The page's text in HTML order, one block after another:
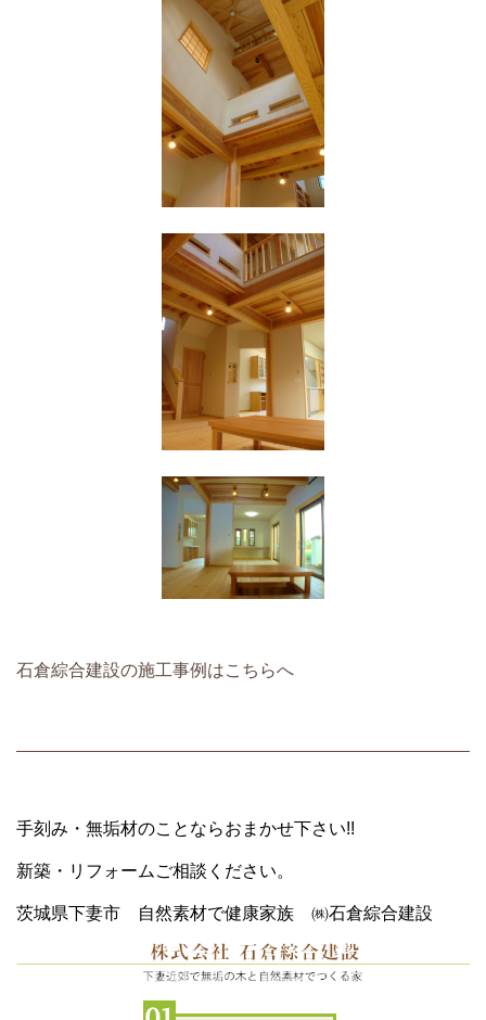
石倉綜合建設の施工事例はこちらへ
手刻み・無垢材のことならおまかせ下さい!!
新築・リフォームご相談ください。
茨城県下妻市 自然素材で健康家族 ㈱石倉綜合建設